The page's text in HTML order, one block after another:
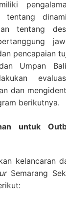
tentang
tentang
pencapaian
Umpan
dan
berikutnya.
untuk
kelancaran
Semarang